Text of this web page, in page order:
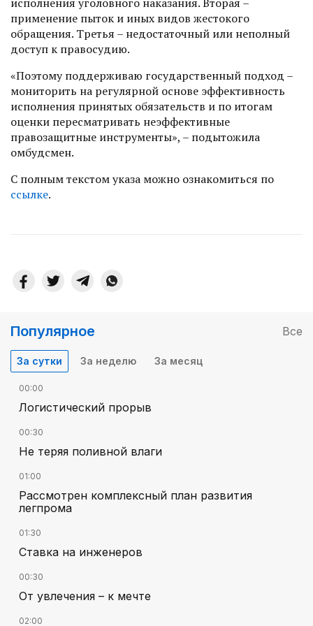
применение пыток и иных видов жестокого
обращения. Третья – недостаточный или неполный
доступ к правосудию.
«Поэтому поддерживаю государственный подход –
мониторить на регулярной основе эффективность
исполнения принятых обязательств и по итогам
оценки пересматривать неэффективные
правозащитные инструменты», – подытожила
омбудсмен.
С полным текстом указа можно ознакомиться по
ссылке.
Популярное Все
За сутки За неделю За месяц
00:00
Логистический прорыв
00:30
Не теряя поливной влаги
01:00
Рассмотрен комплексный план развития
легпрома
01:30
Ставка на инженеров
00:30
От увлечения – к мечте
02:00